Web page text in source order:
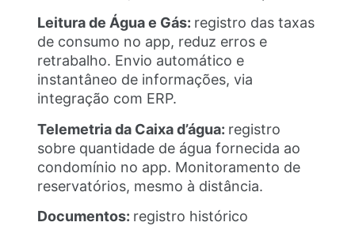
Leitura de Água e Gás: registro das taxas
de consumo no app, reduz erros e
retrabalho. Envio automático e
instantâneo de informações, via
integração com ERP.
Telemetria da Caixa d’água: registro
sobre quantidade de água fornecida ao
condomínio no app. Monitoramento de
reservatórios, mesmo à distância.
Documentos: registro histórico